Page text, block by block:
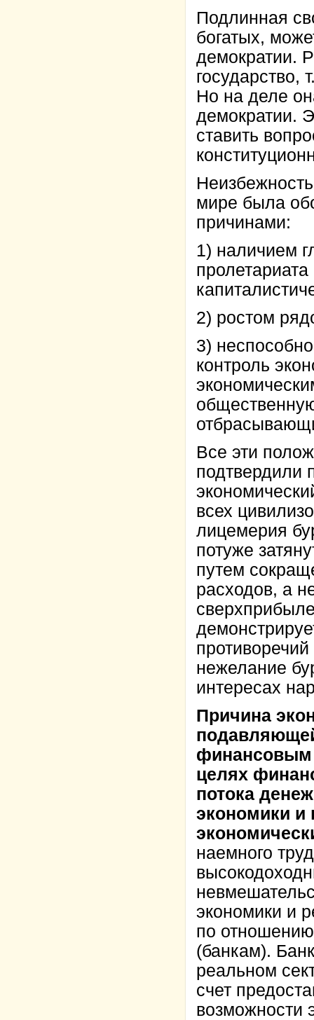
Подлинная
богатых,
демократии.
государство,
Но на деле
демократии.
ставить
мире была
причинами:
1) наличием
2) ростом
3)
контроль
Все эти
подтвердили
всех
лицемерия
потуже
путем
расходов, а
нежелание
интересах
Причина
финансовым
целях
потока
экономики
наемного
экономики и
по
(банкам).
реальном
счет
возможности